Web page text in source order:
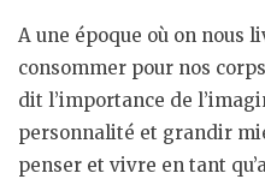
A une époque où on nous
consommer pour nos
dit l’importance de
personnalité et grandir
penser et vivre en tant